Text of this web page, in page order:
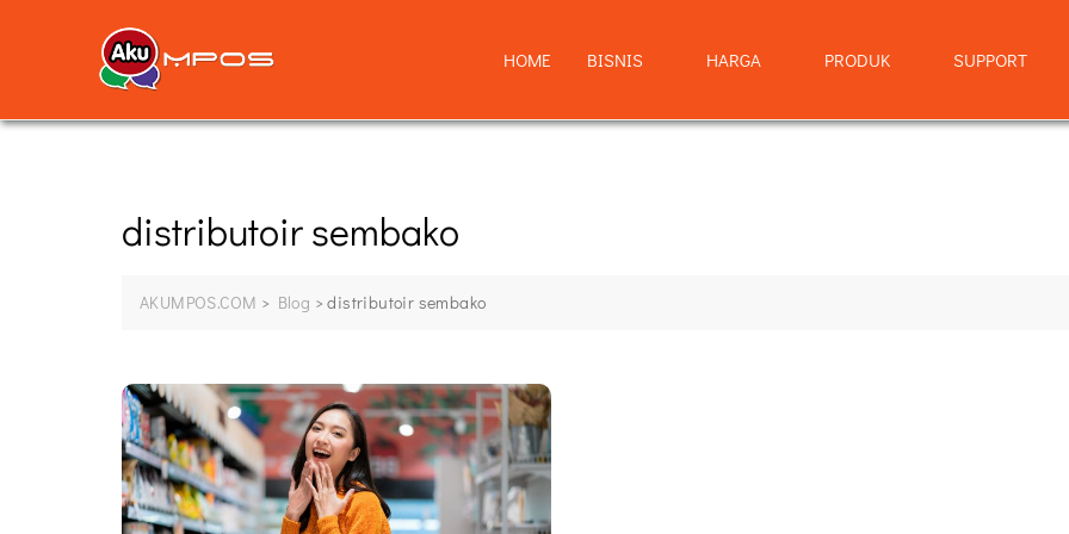
HOME BISNIS HARGA PRODUK SUPPORT
distributoir sembako
AKUMPOS.COM > Blog >distributoir sembako